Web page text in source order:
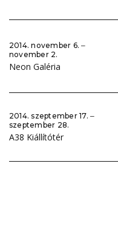
2014. november 6. ‒
november 2.
Neon Galéria
2014. szeptember 17. ‒
szeptember 28.
A38 Kiállítótér